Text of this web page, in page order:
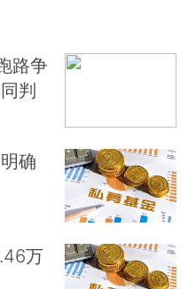
路争
判
确
万